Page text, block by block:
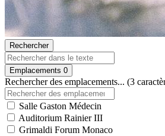
Rechercher
Emplacements 0
Rechercher des emplacements... (3
Salle Gaston Médecin
Auditorium Rainier III
Grimaldi Forum Monaco